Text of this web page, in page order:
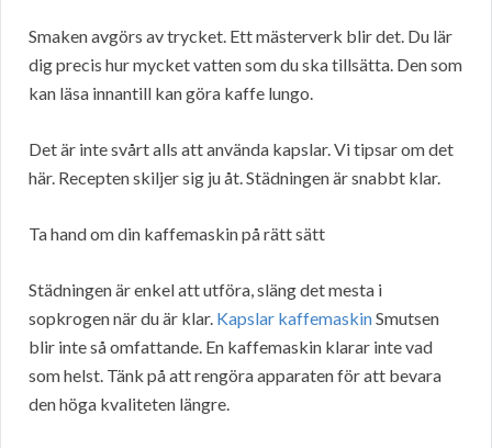
Smaken avgörs av trycket. Ett mästerverk blir det. Du lär
dig precis hur mycket vatten som du ska tillsätta. Den som
kan läsa innantill kan göra kaffe lungo.
Det är inte svårt alls att använda kapslar. Vi tipsar om det
här. Recepten skiljer sig ju åt. Städningen är snabbt klar.
Ta hand om din kaffemaskin på rätt sätt
Städningen är enkel att utföra, släng det mesta i
sopkrogen när du är klar. Kapslar kaffemaskinSmutsen
blir inte så omfattande. En kaffemaskin klarar inte vad
som helst. Tänk på att rengöra apparaten för att bevara
den höga kvaliteten längre.